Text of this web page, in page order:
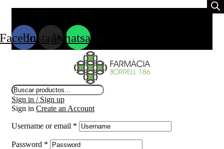
Instagram
Whatsapp
Búsqueda
de
productos
Sign in / Sign up
Sign in Create an Account
Username or email *
Password *